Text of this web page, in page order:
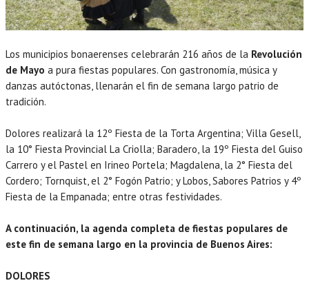
Los municipios bonaerenses celebrarán 216 años de la Revolución
de Mayo a pura fiestas populares. Con gastronomía, música y
danzas autóctonas, llenarán el fin de semana largo patrio de
tradición.
Dolores realizará la 12º Fiesta de la Torta Argentina; Villa Gesell,
la 10° Fiesta Provincial La Criolla; Baradero, la 19º Fiesta del Guiso
Carrero y el Pastel en Irineo Portela; Magdalena, la 2° Fiesta del
Cordero; Tornquist, el 2° Fogón Patrio; y Lobos, Sabores Patrios y 4º
Fiesta de la Empanada; entre otras festividades.
A continuación, la agenda completa de fiestas populares de
este fin de semana largo en la provincia de Buenos Aires:
DOLORES